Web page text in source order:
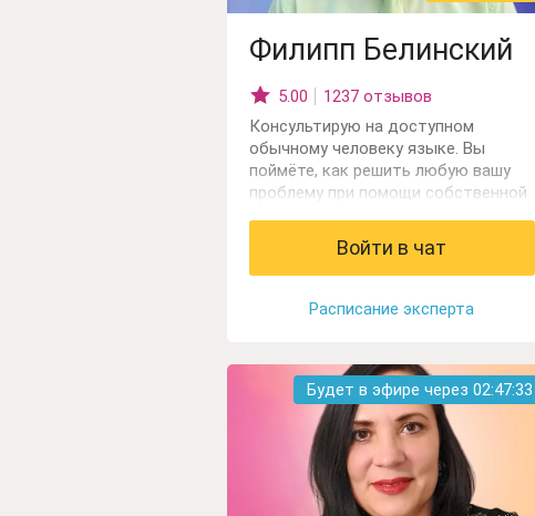
Филипп Белинский
5.00
1237 отзывов
Консультирую на доступном
обычному человеку языке. Вы
поймёте, как решить любую вашу
проблему при помощи собственной
Сразу прикоснётесь к безопасным
духовным технологиям, которые вы
здесь получите и примените в своей
Войти в чат
Расписание эксперта
Будет в эфире через 02:47:32